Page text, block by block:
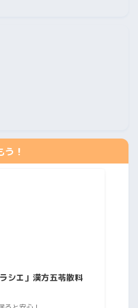
！
シエ」漢方五苓散料